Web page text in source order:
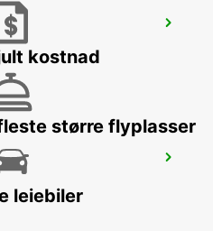
kostnad
større flyplasser
leiebiler